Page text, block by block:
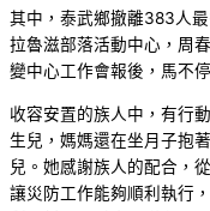
其中，泰武鄉撤離383人
拉魯滋部落活動中心，周
變中心工作會報後，馬不
收容安置的族人中，有行
生兒，媽媽還在坐月子抱
兒。她感謝族人的配合，
讓災防工作能夠順利執行